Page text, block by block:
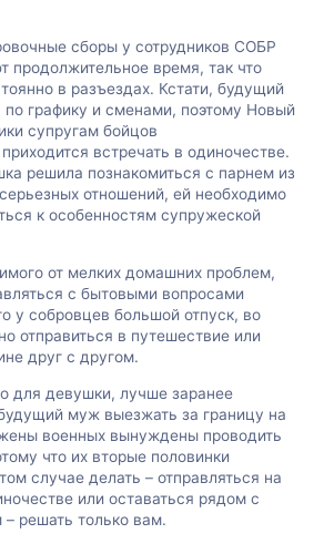
сборы у сотрудников СОБР
продолжительное время, так что
в разъездах. Кстати, будущий
графику и сменами, поэтому Новый
супругам бойцов
встречать в одиночестве.
решила познакомиться с парнем из
отношений, ей необходимо
к особенностям супружеской
от мелких домашних проблем,
с бытовыми вопросами
у собровцев большой отпуск, во
отправиться в путешествие или
друг с другом.
для девушки, лучше заранее
муж выезжать за границу на
военных вынуждены проводить
что их вторые половинки
случае делать – отправляться на
или оставаться рядом с
решать только вам.